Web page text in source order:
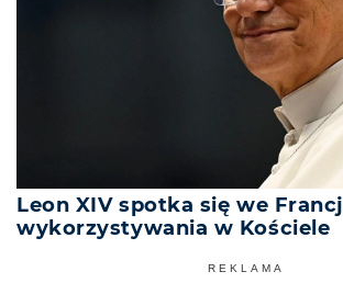
Leon XIV spotka się we
wykorzystywania w Kościele
REKLAMA